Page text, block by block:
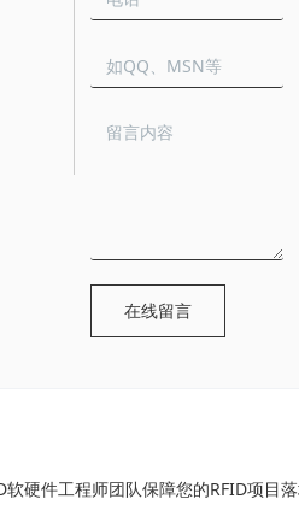
在线留言
硬件工程师团队保障您的RFID项目落